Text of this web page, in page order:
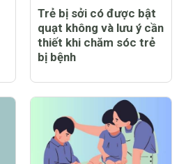
Trẻ bị sởi có được bật
quạt không và lưu ý cần
thiết khi chăm sóc trẻ
bị bệnh